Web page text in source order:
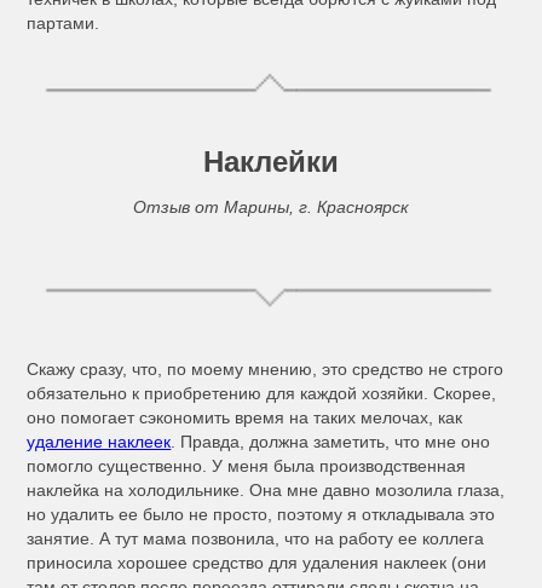
партами.
Наклейки
Отзыв от Марины, г. Красноярск
Скажу сразу, что, по моему мнению, это средство не строго
обязательно к приобретению для каждой хозяйки. Скорее,
оно помогает сэкономить время на таких мелочах, как
удаление наклеек . Правда, должна заметить, что мне оно
помогло существенно. У меня была производственная
наклейка на холодильнике. Она мне давно мозолила глаза,
но удалить ее было не просто, поэтому я откладывала это
занятие. А тут мама позвонила, что на работу ее коллега
приносила хорошее средство для удаления наклеек (они